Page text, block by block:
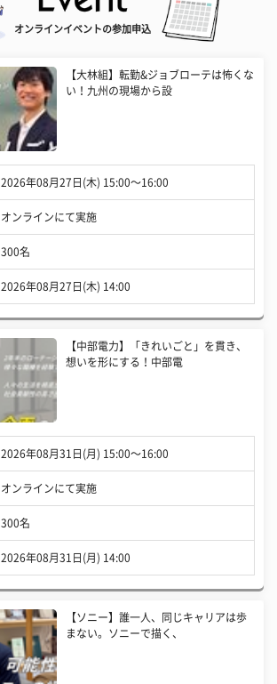
オンラインイベントの参加申込
【大林組】転勤&ジョブローテは怖くな
い！九州の現場から設
2026年08月27日(木) 15:00〜16:00
オンラインにて実施
300名
2026年08月27日(木) 14:00
【中部電力】「きれいごと」を貫き、
想いを形にする！中部電
2026年08月31日(月) 15:00〜16:00
オンラインにて実施
300名
2026年08月31日(月) 14:00
【ソニー】誰一人、同じキャリアは歩
まない。ソニーで描く、